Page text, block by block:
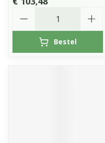
Bestel